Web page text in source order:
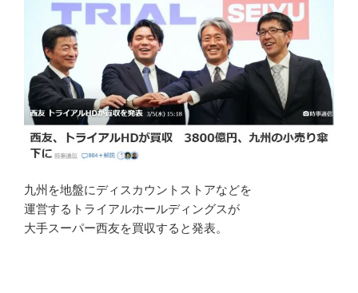
九州を地盤にディスカウントストアなどを
運営するトライアルホールディングスが
大手スーパー西友を買収すると発表。